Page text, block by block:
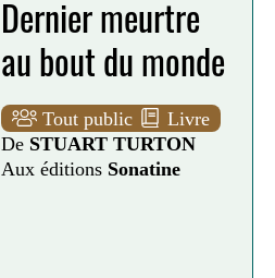
Dernier meurtre
au bout du monde
Tout public
Livre
De STUART TURTON
Aux éditions Sonatine